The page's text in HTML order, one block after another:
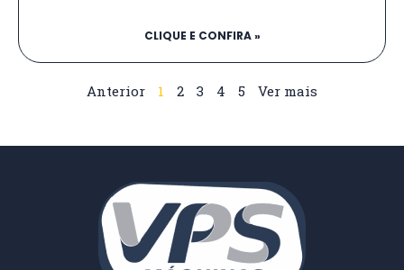
CLIQUE E CONFIRA »
Anterior 1 2 3 4 5 Ver mais